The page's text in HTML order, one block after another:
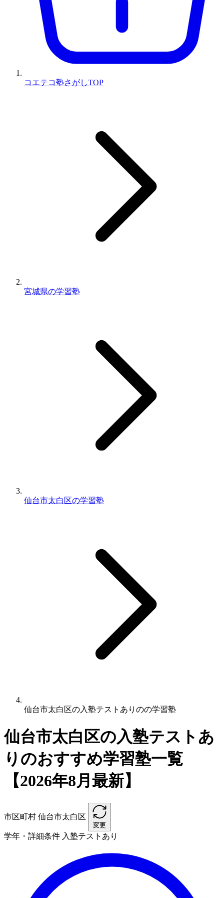
コエテコ塾さがしTOP
宮城県の学習塾
仙台市太白区の学習塾
仙台市太白区の入塾テストありのの学習塾
仙台市太白区の入塾テストあ
りのおすすめ学習塾一覧
【2026年8月最新】
市区町村 仙台市太白区
変更
学年・詳細条件 入塾テストあり